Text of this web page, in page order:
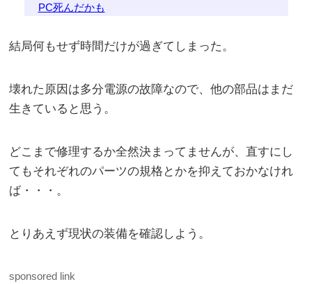
PC死んだかも
結局何もせず時間だけが過ぎてしまった。
壊れた原因は多分電源の故障なので、他の部品はまだ
生きていると思う。
どこまで修理するか全然決まってませんが、直すにし
てもそれぞれのパーツの規格とかを抑えておかなけれ
ば・・・。
とりあえず現状の装備を確認しよう。
sponsored link